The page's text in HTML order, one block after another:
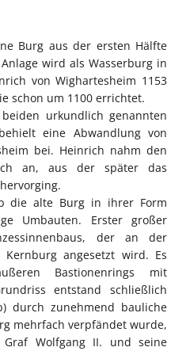
Burg aus der ersten Hälfte
wird als Wasserburg in
von Wighartesheim 1153
schon um 1100 errichtet.
urkundlich genannten
eine Abwandlung von
bei. Heinrich nahm den
an, aus der später das
hervorging.
die alte Burg in ihrer Form
Umbauten. Erster großer
der an der
angesetzt wird. Es
Bastionenrings mit
entstand schließlich
durch zunehmend bauliche
mehrfach verpfändet wurde,
Wolfgang II. und seine